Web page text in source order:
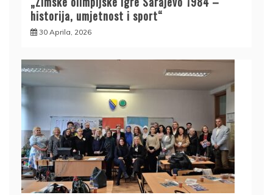
historija, umjetnost i sport“
30 Aprila, 2026